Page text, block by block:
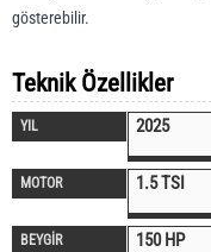
gösterebilir.
Teknik Özellikler
YIL 2025
MOTOR 1.5 TSI
BEYGİR 150 HP